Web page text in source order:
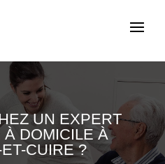
UN EXPERT
DOMICILE À
CUIRE ?